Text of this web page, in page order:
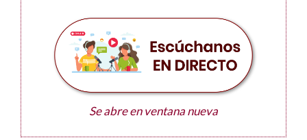
Se abre en ventana nueva